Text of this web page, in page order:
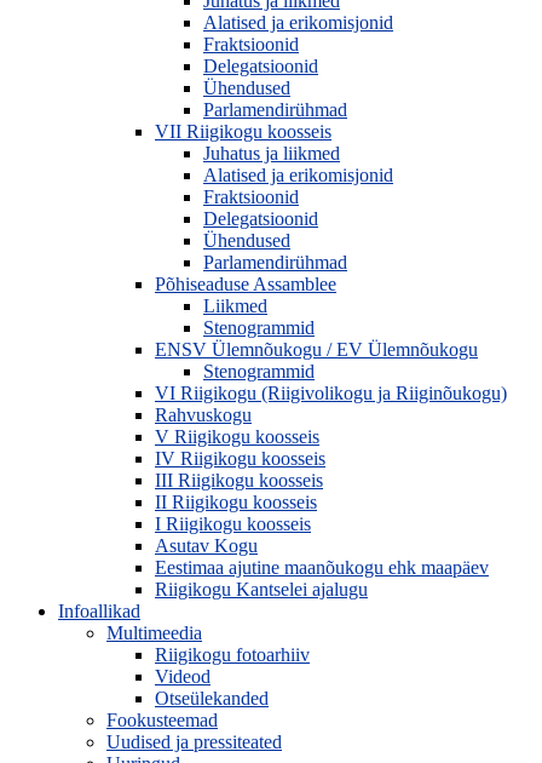
Alatised ja erikomisjonid
Fraktsioonid
Delegatsioonid
Ühendused
Parlamendirühmad
VII Riigikogu koosseis
Juhatus ja liikmed
Alatised ja erikomisjonid
Fraktsioonid
Delegatsioonid
Ühendused
Parlamendirühmad
Põhiseaduse Assamblee
Liikmed
Stenogrammid
ENSV Ülemnõukogu / EV Ülemnõukogu
Stenogrammid
VI Riigikogu (Riigivolikogu ja Riiginõukogu)
Rahvuskogu
V Riigikogu koosseis
IV Riigikogu koosseis
III Riigikogu koosseis
II Riigikogu koosseis
I Riigikogu koosseis
Asutav Kogu
Eestimaa ajutine maanõukogu ehk maapäev
Riigikogu Kantselei ajalugu
Infoallikad
Multimeedia
Riigikogu fotoarhiiv
Videod
Otseülekanded
Fookusteemad
Uudised ja pressiteated